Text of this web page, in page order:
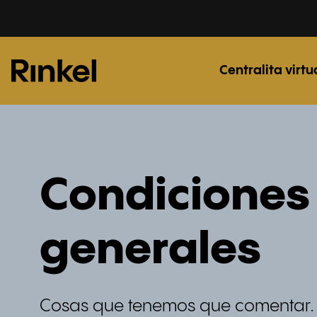
Centralita
Condiciones
generales
Cosas que tenemos que comentar.